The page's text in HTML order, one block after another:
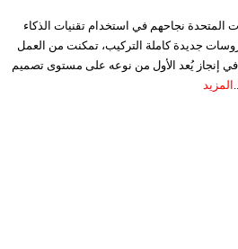
المتحدة نجاحهم في استخدام تقنيات الذكاء
جديدة كاملة التركيب، تمكنت من العمل
في إنجاز يُعد الأول من نوعه على مستوى تصميم
المزيد